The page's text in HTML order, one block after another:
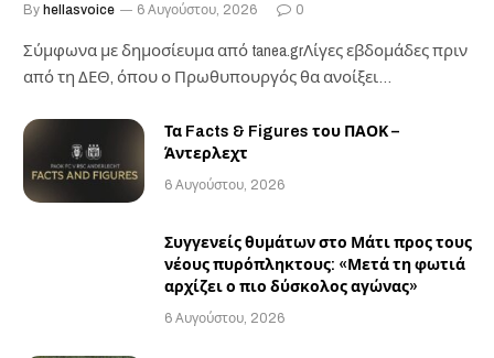
By hellasvoice 6 Αυγούστου, 2026 0
Σύμφωνα με δημοσίευμα από tanea.grΛίγες εβδομάδες πριν
από τη ΔΕΘ, όπου ο Πρωθυπουργός θα ανοίξει…
Τα Facts & Figures του ΠΑΟΚ –
Άντερλεχτ
6 Αυγούστου, 2026
Συγγενείς θυμάτων στο Μάτι προς τους
νέους πυρόπληκτους: «Μετά τη φωτιά
αρχίζει ο πιο δύσκολος αγώνας»
6 Αυγούστου, 2026